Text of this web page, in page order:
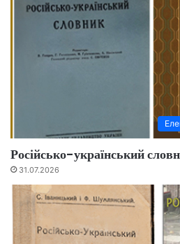
Російсько-український
31.07.2026